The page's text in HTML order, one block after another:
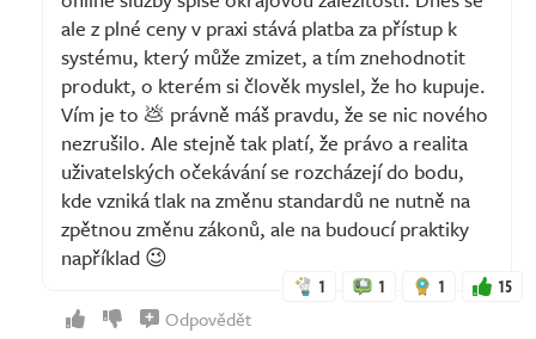
ale z plné ceny v praxi stává platba za přístup k
systému, který může zmizet, a tím znehodnotit
produkt, o kterém si člověk myslel, že ho kupuje.
Vím je to 💩 právně máš pravdu, že se nic nového
nezrušilo. Ale stejně tak platí, že právo a realita
uživatelských očekávání se rozcházejí do bodu,
kde vzniká tlak na změnu standardů ne nutně na
zpětnou změnu zákonů, ale na budoucí praktiky
například 😉
1 1 1 15
Odpovědět